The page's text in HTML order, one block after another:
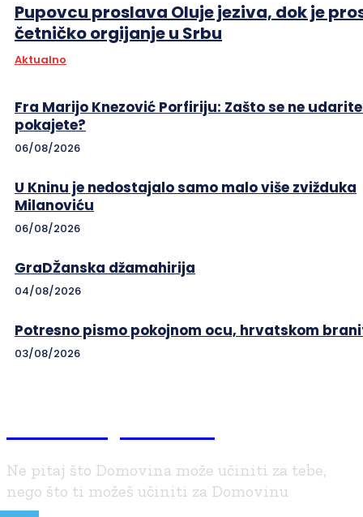
Pupovcu proslava Oluje jeziva, dok je
četničko orgijanje u Srbu
Aktualno
Fra Marijo Knezović Porfiriju: Zašto se ne
pokajete?
06/08/2026
U Kninu je nedostajalo samo malo više zvižduka
Milanoviću
06/08/2026
GraDŽanska džamahirija
04/08/2026
Potresno pismo pokojnom ocu, hrvatskom
03/08/2026
Ne pitaj što Domovina može učiniti za tebe,
nego što ti možeš učiniti za Domovinu